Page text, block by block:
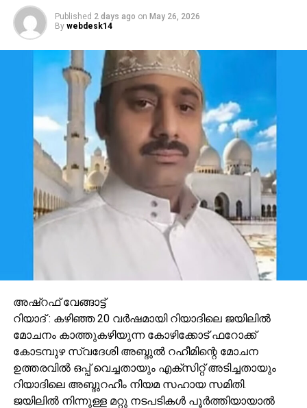
Published 2 days ago on May 26, 2026
By webdesk14
അഷ്‌റഫ് വേങ്ങാട്ട്
റിയാദ് : കഴിഞ്ഞ 20 വർഷമായി റിയാദിലെ ജയിലിൽ
മോചനം കാത്തുകഴിയുന്ന കോഴിക്കോട് ഫറോക്ക്
കോടമ്പുഴ സ്വദേശി അബ്ദുൽ റഹീമിന്റെ മോചന
ഉത്തരവിൽ ഒപ്പ് വെച്ചതായും എക്സിറ്റ് അടിച്ചതായും
റിയാദിലെ അബ്ദുറഹീം നിയമ സഹായ സമിതി.
ജയിലിൽ നിന്നുള്ള മറ്റു നടപടികൾ പൂർത്തിയായാൽ